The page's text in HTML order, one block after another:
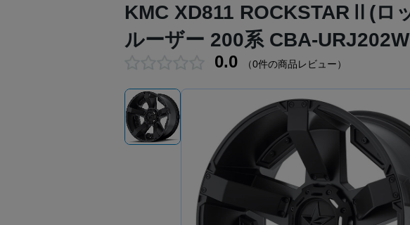
KMC XD811 ROCKSTARⅡ(ロ
ルーザー 200系 CBA-
0.0 （0件の商品レビュー）